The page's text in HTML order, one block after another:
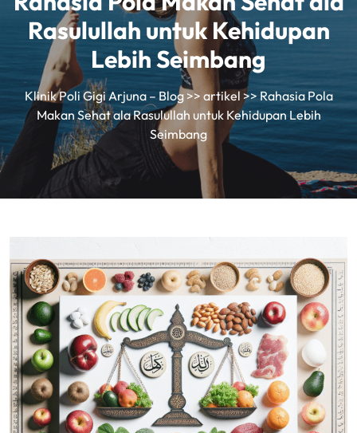
Rasulullah untuk Kehidupan
Lebih Seimbang
Klinik Poli Gigi Arjuna – Blog>> artikel >> Rahasia Pola
Makan Sehat ala Rasulullah untuk Kehidupan Lebih
Seimbang